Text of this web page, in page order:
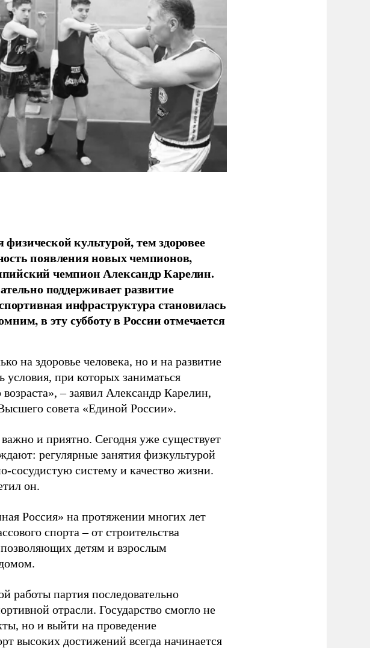
культурой, тем здоровее
появления новых чемпионов,
чемпион Александр Карелин.
поддерживает развитие
инфраструктура становилась
в эту субботу в России отмечается
на здоровье человека, но и на развитие
условия, при которых заниматься
– заявил Александр Карелин,
совета «Единой России».
и приятно. Сегодня уже существует
регулярные занятия физкультурой
сосудистую систему и качество жизни.
он.
Россия» на протяжении многих лет
спорта – от строительства
детям и взрослым
работы партия последовательно
отрасли. Государство смогло не
но и выйти на проведение
высоких достижений всегда начинается